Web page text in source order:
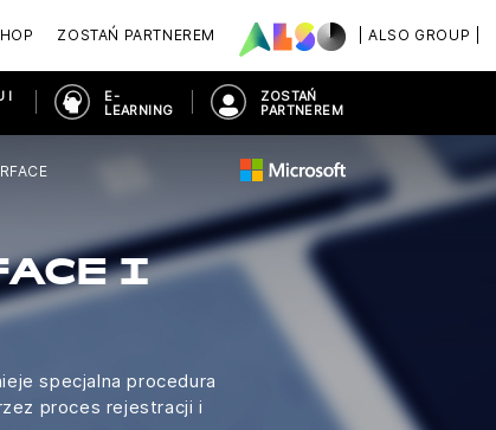
| ALSO GROUP |
ZOSTAŃ PARTNEREM
I
E-
LEARNING
ZOSTAŃ
PARTNEREM
I
specjalna procedura
proces rejestracji i